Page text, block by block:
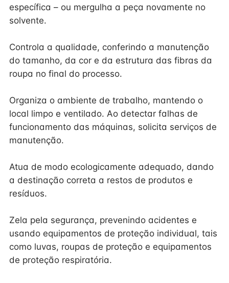
específica – ou mergulha a peça novamente no
solvente.
Controla a qualidade, conferindo a manutenção
do tamanho, da cor e da estrutura das fibras da
roupa no final do processo.
Organiza o ambiente de trabalho, mantendo o
local limpo e ventilado. Ao detectar falhas de
funcionamento das máquinas, solicita serviços de
manutenção.
Atua de modo ecologicamente adequado, dando
a destinação correta a restos de produtos e
resíduos.
Zela pela segurança, prevenindo acidentes e
usando equipamentos de proteção individual, tais
como luvas, roupas de proteção e equipamentos
de proteção respiratória.